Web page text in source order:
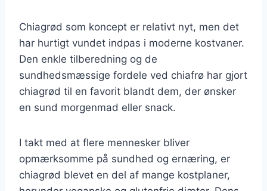
Chiagrød som koncept er relativt nyt, men det
har hurtigt vundet indpas i moderne kostvaner.
Den enkle tilberedning og de
sundhedsmæssige fordele ved chiafrø har gjort
chiagrød til en favorit blandt dem, der ønsker
en sund morgenmad eller snack.
I takt med at flere mennesker bliver
opmærksomme på sundhed og ernæring, er
chiagrød blevet en del af mange kostplaner,